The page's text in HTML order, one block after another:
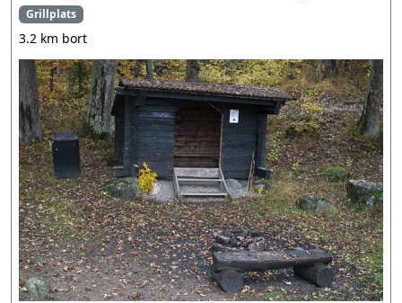
Grillplats
3.2 km bort